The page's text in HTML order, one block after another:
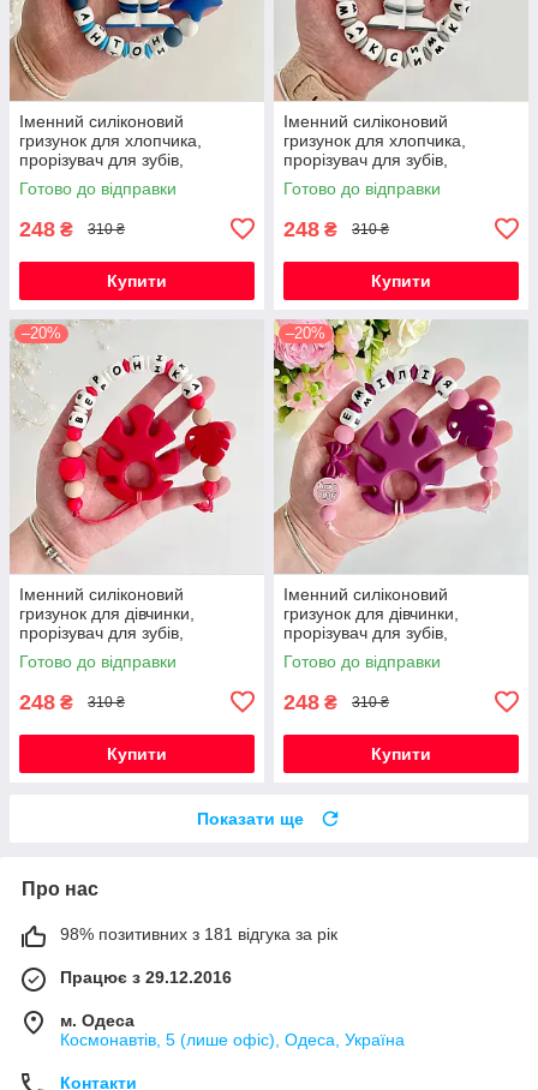
Іменний силіконовий
гризунок для хлопчика,
прорізувач для зубів,
Космонавт (темно-синій)
Готово до відправки
248 ₴ 310 ₴
Купити
Іменний силіконовий
гризунок для хлопчика,
прорізувач для зубів,
Космонавт (світло-сірий)
Готово до відправки
248 ₴ 310 ₴
Купити
–20%
Іменний силіконовий
гризунок для дівчинки,
прорізувач для зубів,
Монстера (червоний)
Готово до відправки
248 ₴ 310 ₴
Купити
–20%
Іменний силіконовий
гризунок для дівчинки,
прорізувач для зубів,
Монстера (винний)
Готово до відправки
248 ₴ 310 ₴
Купити
Показати ще
Про нас
98% позитивних з 181 відгука за рік
Працює з 29.12.2016
м. Одеса
Космонавтів, 5 (лише офіс), Одеса, Україна
Контакти